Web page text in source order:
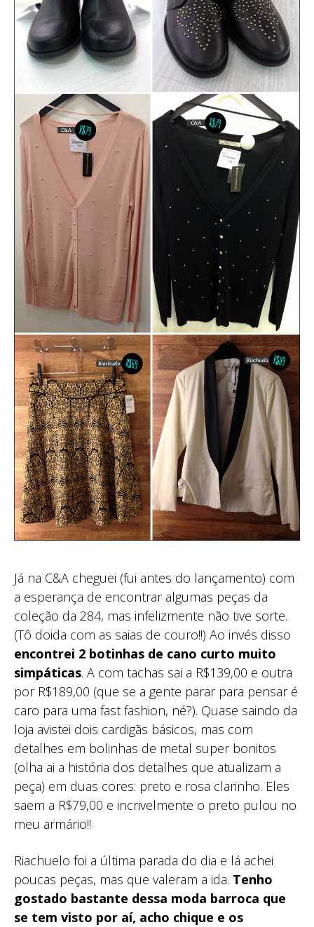
Já na C&A cheguei (fui antes do lançamento) com
a esperança de encontrar algumas peças da
coleção da 284, mas infelizmente não tive sorte.
(Tô doida com as saias de couro!!) Ao invés disso
encontrei 2 botinhas de cano curto muito
simpáticas. A com tachas sai a R$139,00 e outra
por R$189,00 (que se a gente parar para pensar é
caro para uma fast fashion, né?). Quase saindo da
loja avistei dois cardigãs básicos, mas com
detalhes em bolinhas de metal super bonitos
(olha ai a história dos detalhes que atualizam a
peça) em duas cores: preto e rosa clarinho. Eles
saem a R$79,00 e incrivelmente o preto pulou no
meu armário!!
Riachuelo foi a última parada do dia e lá achei
poucas peças, mas que valeram a ida. Tenho
gostado bastante dessa moda barroca que
se tem visto por aí, acho chique e os